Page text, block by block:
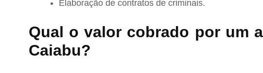
Elaboração de contratos de criminais.
Qual o valor cobrado por um
Caiabu?